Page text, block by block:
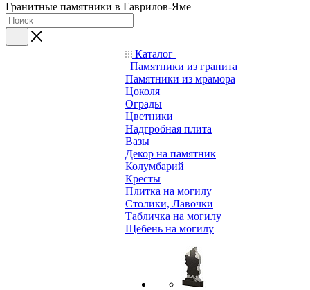
Гранитные памятники в Гаврилов-Яме
Каталог
Памятники из гранита
Памятники из мрамора
Цоколя
Ограды
Цветники
Надгробная плита
Вазы
Декор на памятник
Колумбарий
Кресты
Плитка на могилу
Столики, Лавочки
Табличка на могилу
Щебень на могилу